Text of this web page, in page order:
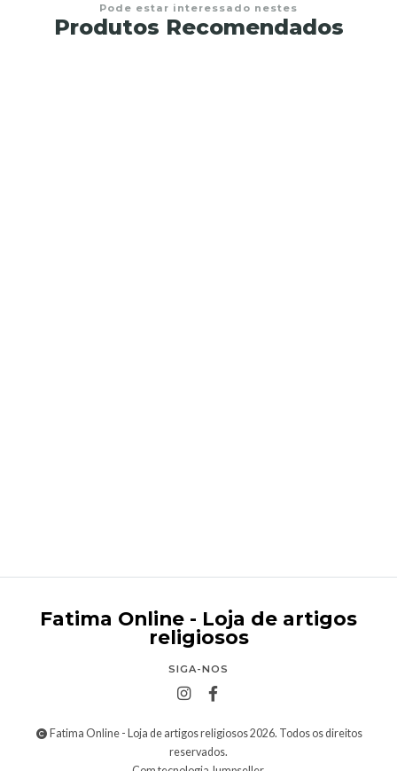
Pode estar interessado nestes
Produtos Recomendados
Fatima Online - Loja de artigos
religiosos
SIGA-NOS
Fatima Online - Loja de artigos religiosos 2026. Todos os direitos
reservados.